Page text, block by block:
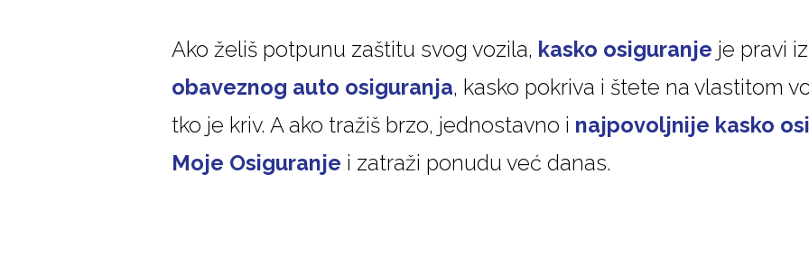
Ako želiš potpunu zaštitu svog vozila, kasko osiguranje je pravi
obaveznog auto osiguranja, kasko pokriva i štete na vlastitom
tko je kriv. A ako tražiš brzo, jednostavno i najpovoljnije kasko
Moje Osiguranje i zatraži ponudu već danas.